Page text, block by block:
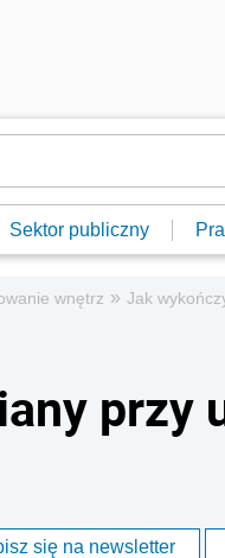
Sektor publiczny
wnętrz » Jak
przy
się na newsletter